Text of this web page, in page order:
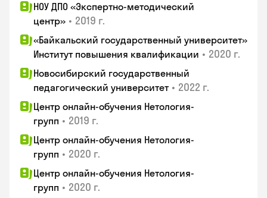
НОУ ДПО «Экспертно-методический
центр» • 2019 г.
«Байкальский государственный университет»
Институт повышения квалификации • 2020 г.
Новосибирский государственный
педагогический университет • 2022 г.
Центр онлайн-обучения Нетология-
групп • 2019 г.
Центр онлайн-обучения Нетология-
групп • 2020 г.
Центр онлайн-обучения Нетология-
групп • 2020 г.